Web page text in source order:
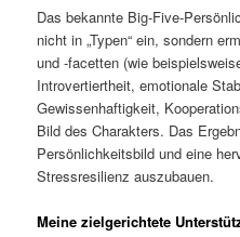
Das bekannte Big-Five-
nicht in „Typen“ ein, sondern
und -facetten (wie
Introvertiertheit, emotionale
Gewissenhaftigkeit,
Bild des Charakters. Das
Persönlichkeitsbild und eine
Stressresilienz auszubauen.
Meine zielgerichtete